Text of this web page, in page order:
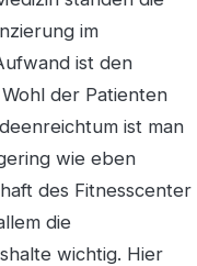
im
ist den
der Patienten
ist man
wie eben
des Fitnesscenter
die
wichtig. Hier